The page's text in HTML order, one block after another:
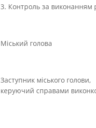
3. Контроль за виконанням
Міський
Заступник міського голови,
керуючий справами